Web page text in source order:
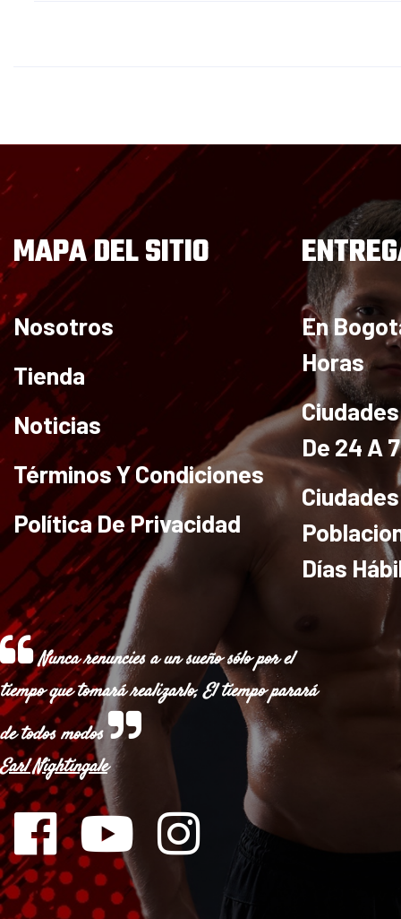
MAPA DEL SITIO
Nosotros
Tienda
Noticias
Términos Y Condiciones
Política De Privacidad
En
Horas
De 24 A
Días
Nunca renuncies a un sueño sólo por el
tiempo que tomará realizarlo, El tiempo parará
de todos modos
Earl Nightingale